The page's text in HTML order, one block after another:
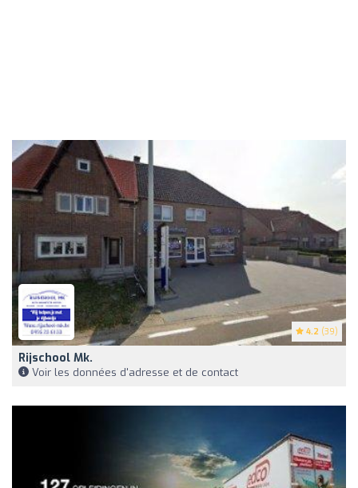
4.2 (39)
Rijschool Mk.
Voir les données d'adresse et de contact